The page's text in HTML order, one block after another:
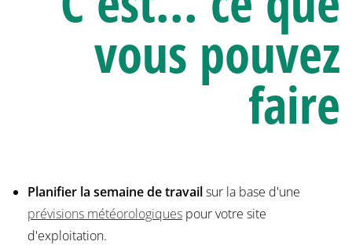
vous pouvez
faire
Planifier la semaine de travailsur la base d'une
prévisions météorologiques pour votre site
d'exploitation.